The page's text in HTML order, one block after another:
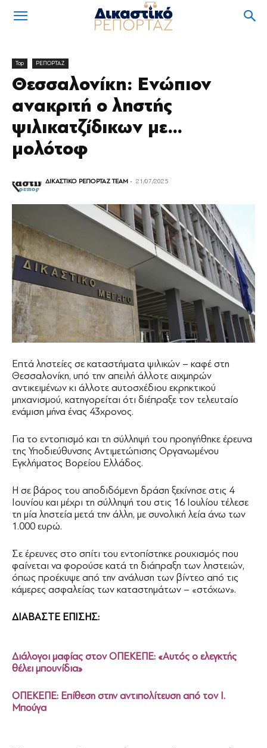
Top ΡΕΠΟΡΤΑΖ
Θεσσαλονίκη: Ενώπιον
ανακριτή ο ληστής
ψιλικατζίδικων με…
μολότοφ
ΔΙΚΑΣΤΙΚΟ ΡΕΠΟΡΤΑΖ TEAM - 21/07/2025
Eπτά ληστείες σε καταστήματα ψιλικών – καφέ στη
Θεσσαλονίκη, υπό την απειλή άλλοτε αιχμηρών
αντικειμένων κι άλλοτε αυτοσχέδιου εκρηκτικού
μηχανισμού, κατηγορείται ότι διέπραξε τον τελευταίο
ενάμιση μήνα ένας 43χρονος.
Για το εντοπισμό και τη σύλληψή του προηγήθηκε έρευνα
της Υποδιεύθυνσης Αντιμετώπισης Οργανωμένου
Εγκλήματος Βορείου Ελλάδος.
Η σε βάρος του αποδιδόμενη δράση ξεκίνησε στις 4
Ιουνίου και μέχρι τη σύλληψή του στις 16 Ιουλίου τέλεσε
τη μία ληστεία μετά την άλλη, με συνολική λεία άνω των
1.000 ευρώ.
Σε έρευνες στο σπίτι του εντοπίστηκε ρουχισμός που
φαίνεται να φορούσε κατά τη διάπραξη των ληστειών,
όπως προέκυψε από την ανάλυση των βίντεο από τις
κάμερες ασφαλείας των καταστημάτων – «στόχων».
ΔΙΑΒΑΣΤΕ ΕΠΙΣΗΣ:
Διάλογοι μαφίας στον ΟΠΕΚΕΠΕ: «Αυτός ο ελεγκτής
θέλει μπουνίδια»
ΟΠΕΚΕΠΕ: Επίθεση στην αντιπολίτευση από τον Ι.
Μπούγα